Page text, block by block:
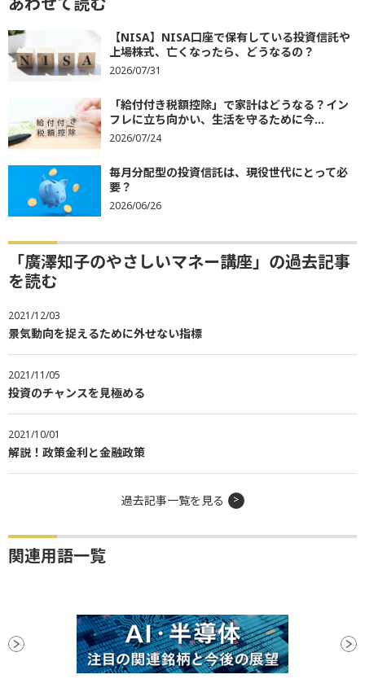
【NISA】NISA口座で保有している投資信託や
上場株式、亡くなったら、どうなるの？
2026/07/31
「給付付き税額控除」で家計はどうなる？イン
フレに立ち向かい、生活を守るために今...
2026/07/24
毎月分配型の投資信託は、現役世代にとって必
要？
2026/06/26
「廣澤知子のやさしいマネー講座」の過去記事
を読む
2021/12/03
景気動向を捉えるために外せない指標
2021/11/05
投資のチャンスを見極める
2021/10/01
解説！政策金利と金融政策
過去記事一覧を見る
関連用語一覧